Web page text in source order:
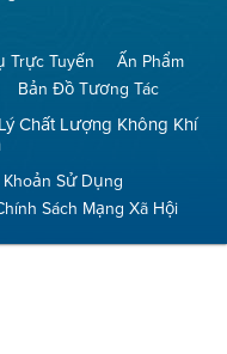
Trực Tuyến
Ấn Phẩm
Bản Đồ Tương Tác
Chất Lượng Không Khí
Sử Dụng
Sách Mạng Xã Hội